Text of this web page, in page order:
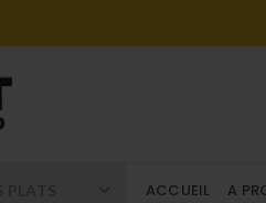
ACCUEIL A